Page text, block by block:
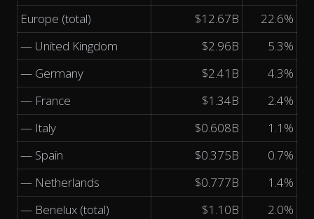
Europe (total)
$12.67B
22.6%
— United Kingdom
$2.96B
5.3%
— Germany
$2.41B
4.3%
— France
$1.34B
2.4%
— Italy
$0.608B
1.1%
— Spain
$0.375B
0.7%
— Netherlands
$0.777B
1.4%
— Benelux (total)
$1.10B
2.0%